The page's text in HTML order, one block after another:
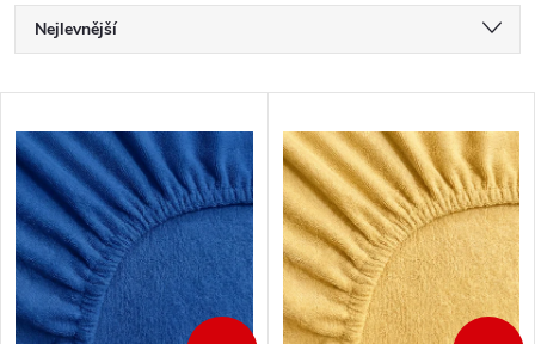
Ř
a
z
e
n
Nejlevnější
Nejprodávanější
Abecedně
V
ý
p
i